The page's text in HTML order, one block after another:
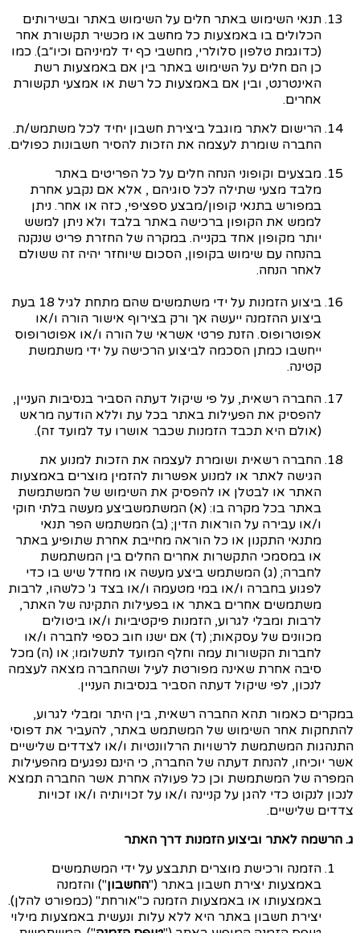
תנאי השימוש באתר חלים על השימוש באתר ובשירותים
הכלולים בו באמצעות כל מחשב או מכשיר תקשורת אחר
(כדוגמת טלפון סלולרי, מחשבי כף יד למיניהם וכיו״ב). כמו
כן הם חלים על השימוש באתר בין אם באמצעות רשת
האינטרנט, ובין אם באמצעות כל רשת או אמצעי תקשורת
אחרים.
הרישום לאתר מוגבל ביצירת חשבון יחיד לכל משתמש/ת.
החברה שומרת לעצמה את הזכות להסיר חשבונות כפולים.
מבצעים וקופוני הנחה חלים על כל הפריטים באתר
מלבד מצעי שתילה לכל סוגיהם , אלא אם נקבע אחרת
במפורש בתנאי קופון/מבצע ספציפי, כזה או אחר. ניתן
לממש את הקופון ברכישה באתר בלבד ולא ניתן למשש
יותר מקופון אחד בקנייה. במקרה של החזרת פריט שנקנה
בהנחה עם שימוש בקופון, הסכום שיוחזר יהיה זה ששולם
לאחר הנחה.
ביצוע הזמנות על ידי משתמשים שהם מתחת לגיל 18 בעת
ביצוע ההזמנה ייעשה אך ורק בצירוף אישור הורה ו/או
אפוטרופוס. הזנת פרטי אשראי של הורה ו/או אפוטרופוס
ייחשבו כמתן הסכמה לביצוע הרכישה על ידי משתמשת
קטינה.
החברה רשאית, על פי שיקול דעתה הסביר בנסיבות העניין,
להפסיק את הפעילות באתר בכל עת וללא הודעה מראש
(אולם היא תכבד הזמנות שכבר אושרו עד למועד זה).
החברה רשאית ושומרת לעצמה את הזכות למנוע את
הגישה לאתר או למנוע אפשרות להזמין מוצרים באמצעות
האתר או לבטלן או להפסיק את השימוש של המשתמשת
באתר בכל מקרה בו: (א) המשתמשביצע מעשה בלתי חוקי
ו/או עבירה על הוראות הדין; (ב) המשתמש הפר תנאי
מתנאי התקנון או כל הוראה מחייבת אחרת שתופיע באתר
או במסמכי התקשרות אחרים החלים בין המשתמשת
לחברה; (ג) המשתמש ביצע מעשה או מחדל שיש בו כדי
לפגוע בחברה ו/או במי מטעמה ו/או בצד ג' כלשהו, לרבות
משתמשים אחרים באתר או בפעילות התקינה של האתר,
לרבות ומבלי לגרוע, הזמנות פיקטיביות ו/או ביטולים
מכוונים של עסקאות; (ד) אם ישנו חוב כספי לחברה ו/או
לחברות הקשורות עמה וחלף המועד לתשלומו; או (ה) מכל
סיבה אחרת שאינה מפורטת לעיל ושהחברה מצאה לעצמה
לנכון, לפי שיקול דעתה הסביר בנסיבות העניין.
במקרים כאמור תהא החברה רשאית, בין היתר ומבלי לגרוע,
להתחקות אחר השימוש של המשתמש באתר, להעביר את דפוסי
התנהגות המשתמשת לרשויות הרלוונטיות ו/או לצדדים שלישיים
אשר יוכיחו, להנחת דעתה של החברה, כי הינם נפגעים מהפעילות
המפרה של המשתמשת וכן כל פעולה אחרת אשר החברה תמצא
לנכון לנקוט כדי להגן על קניינה ו/או על זכויותיה ו/או זכויות
צדדים שלישיים.
ג. הרשמה לאתר וביצוע הזמנות דרך האתר
הזמנה ורכישת מוצרים תתבצע על ידי המשתמשים
באמצעות יצירת חשבון באתר ("החשבון") והזמנה
באמצעותו או באמצעות הזמנה כ"אורחת" (כמפורט להלן).
יצירת חשבון באתר היא ללא עלות ונעשית באמצעות מילוי